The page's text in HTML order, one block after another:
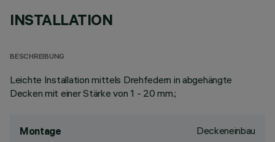
INSTALLATION
BESCHREIBUNG
Leichte Installation mittels Drehfedern in abgehängte
Decken mit einer Stärke von 1 - 20 mm.;
Montage Deckeneinbau